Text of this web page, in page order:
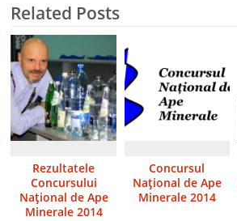
Related Posts
Rezultatele
Concursului
Naţional de Ape
Minerale 2014
Concursul
Naţional de Ape
Minerale 2014